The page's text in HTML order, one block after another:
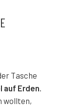
Tasche
auf Erden.
wollten,